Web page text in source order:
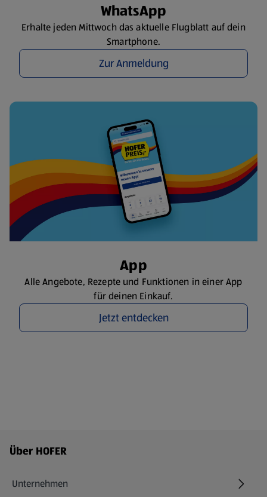
WhatsApp
Erhalte jeden Mittwoch das aktuelle Flugblatt auf dein
Smartphone.
Zur Anmeldung
App
Alle Angebote, Rezepte und Funktionen in einer App
für deinen Einkauf.
Jetzt entdecken
Fußzeilenmenü - weitere Links
Über HOFER
Unternehmen